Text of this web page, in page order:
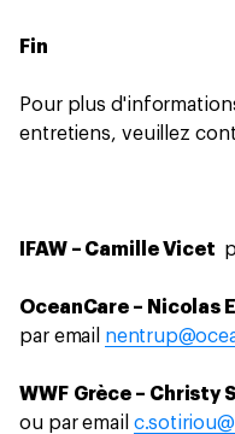
Fin
Pour plus
entretiens, veuillez
IFAW – Camille Vicet
OceanCare – Nicolas
par email
WWF Grèce – Christy
ou par email